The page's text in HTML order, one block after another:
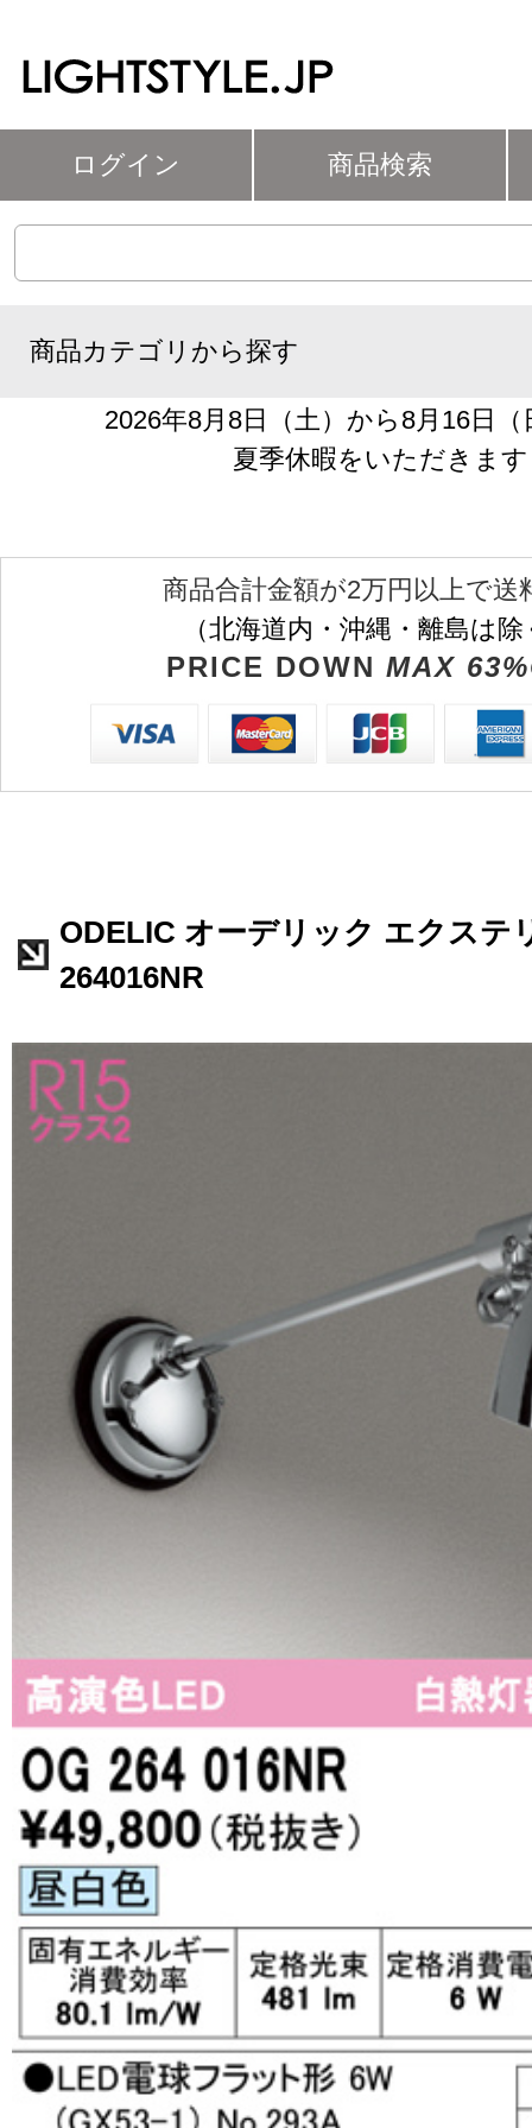
ログイン 商品検索
商品カテゴリから探す
2026年8月8日（土）から8月16日
夏季休暇をいただきます
商品合計金額が2万円以上で送
（北海道内・沖縄・離島は
PRICE DOWN MAX
ODELIC オーデリック エクステ
264016NR